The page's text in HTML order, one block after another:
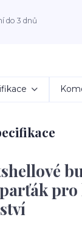
do 3 dnů
pro